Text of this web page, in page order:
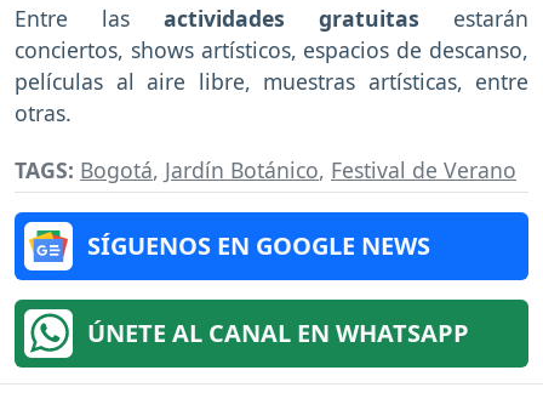
Entre las actividades gratuitas estarán
conciertos, shows artísticos, espacios de descanso,
películas al aire libre, muestras artísticas, entre
otras.
TAGS: Bogotá, Jardín Botánico, Festival de Verano
SÍGUENOS EN GOOGLE NEWS
ÚNETE AL CANAL EN WHATSAPP